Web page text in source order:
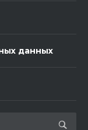
данных